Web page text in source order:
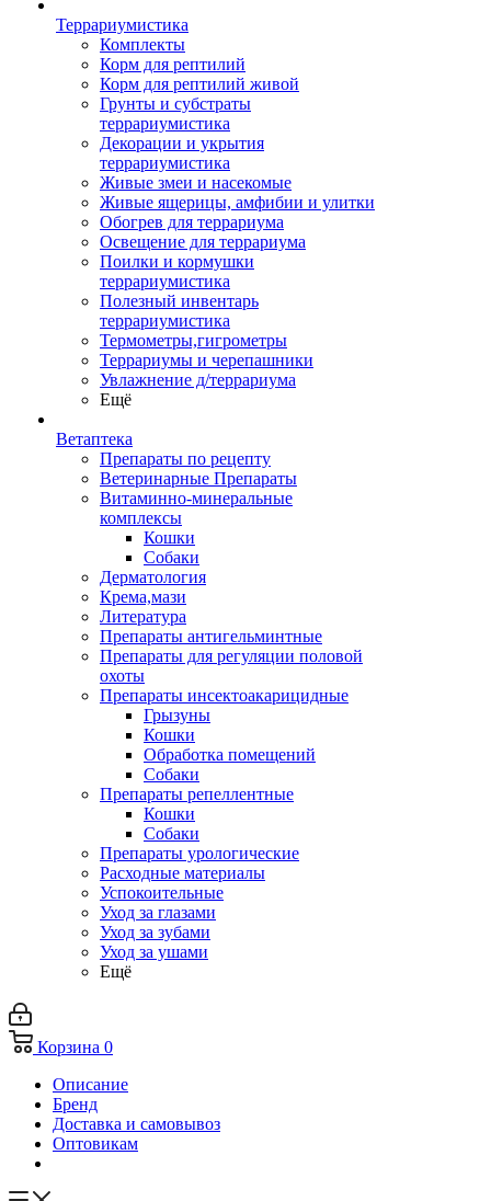
Террариумистика
Комплекты
Корм для рептилий
Корм для рептилий живой
Грунты и субстраты
террариумистика
Декорации и укрытия
террариумистика
Живые змеи и насекомые
Живые ящерицы, амфибии и улитки
Обогрев для террариума
Освещение для террариума
Поилки и кормушки
террариумистика
Полезный инвентарь
террариумистика
Термометры,гигрометры
Террариумы и черепашники
Увлажнение д/террариума
Ещё
Ветаптека
Препараты по рецепту
Ветеринарные Препараты
Витаминно-минеральные
комплексы
Кошки
Собаки
Дерматология
Крема,мази
Литература
Препараты антигельминтные
Препараты для регуляции половой
охоты
Препараты инсектоакарицидные
Грызуны
Кошки
Обработка помещений
Собаки
Препараты репеллентные
Кошки
Собаки
Препараты урологические
Расходные материалы
Успокоительные
Уход за глазами
Уход за зубами
Уход за ушами
Ещё
Корзина 0
Описание
Бренд
Доставка и самовывоз
Оптовикам